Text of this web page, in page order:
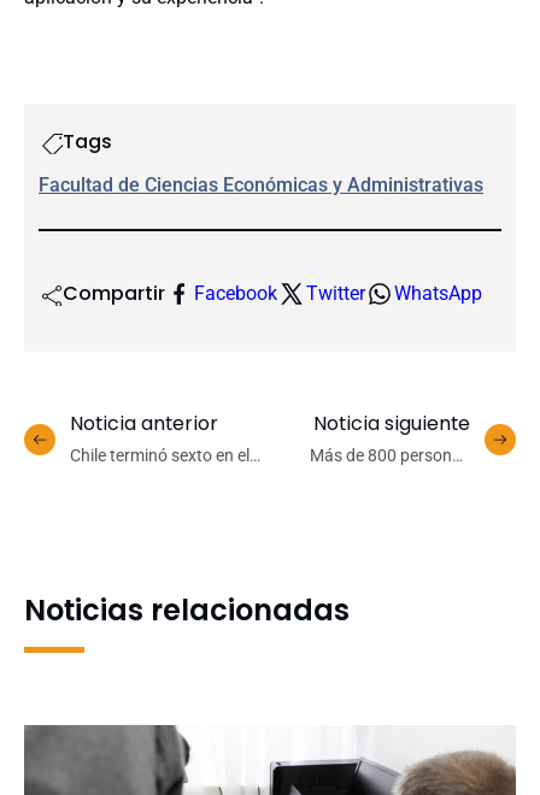
Tags
Facultad de Ciencias Económicas y Administrativas
Compartir Facebook Twitter WhatsApp
Noticia anterior
Chile terminó sexto en el
Noticia siguiente
Más de 800 personas
Noticias relacionadas